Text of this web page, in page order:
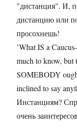
"дистанция". И,
дистанцию или
просохнешь!
’What IS a
much to know, but
SOMEBODY
inclined to say
Инстанциям?
очень